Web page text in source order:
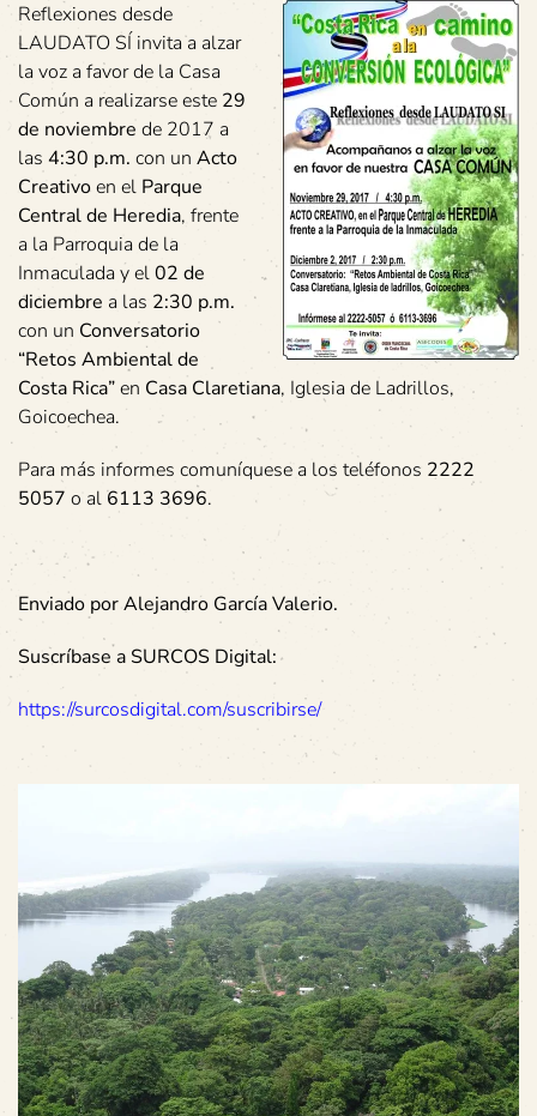
Reflexiones desde
LAUDATO SÍ invita a alzar
la voz a favor de la Casa
Común a realizarse este 29
de noviembre de 2017 a
las 4:30 p.m. con un Acto
Creativoen el Parque
Central de Heredia, frente
a la Parroquia de la
Inmaculada y el02 de
diciembre a las 2:30 p.m.
con un Conversatorio
“Retos Ambiental de
Costa Rica”en Casa Claretiana, Iglesia de Ladrillos,
Goicoechea.
Para más informes comuníquese a los teléfonos 2222
5057 o al6113 3696.
Enviado por Alejandro García Valerio.
Suscríbase a SURCOS Digital:
https://surcosdigital.com/suscribirse/